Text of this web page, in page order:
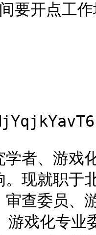
要开点工
者、游戏
。现就职于
审查委员、
戏化专业